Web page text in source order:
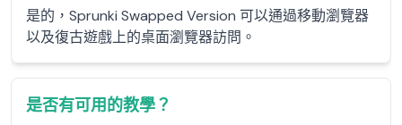
是的，Sprunki Swapped Version 可以通過移動瀏覽器
以及復古遊戲上的桌面瀏覽器訪問。
是否有可用的教學？